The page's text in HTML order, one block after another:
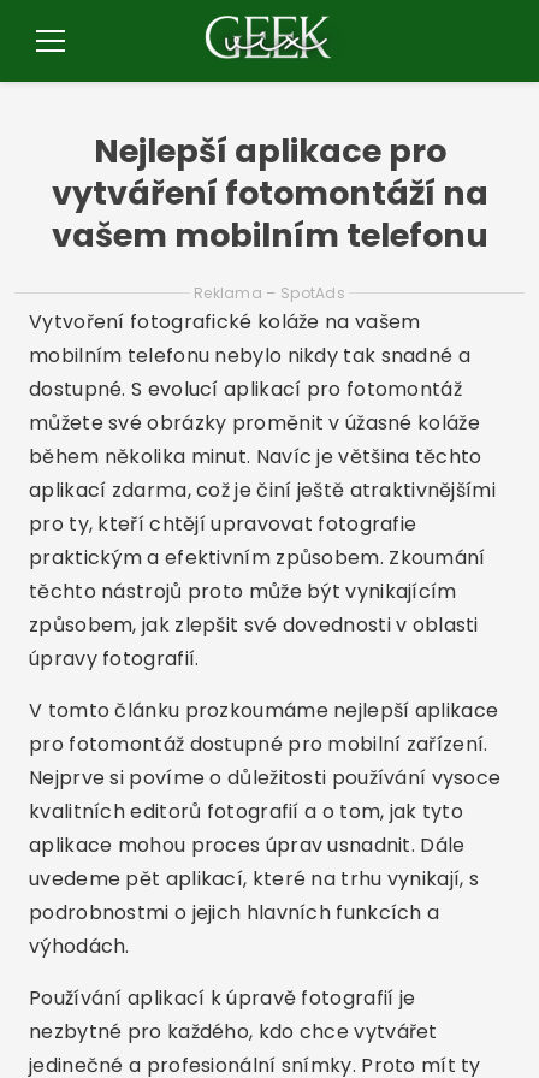
Menu
Nejlepší aplikace pro
vytváření fotomontáží na
vašem mobilním telefonu
Reklama – SpotAds
Vytvoření fotografické koláže na vašem
mobilním telefonu nebylo nikdy tak snadné a
dostupné. S evolucí aplikací pro fotomontáž
můžete své obrázky proměnit v úžasné koláže
během několika minut. Navíc je většina těchto
aplikací zdarma, což je činí ještě atraktivnějšími
pro ty, kteří chtějí upravovat fotografie
praktickým a efektivním způsobem. Zkoumání
těchto nástrojů proto může být vynikajícím
způsobem, jak zlepšit své dovednosti v oblasti
úpravy fotografií.
V tomto článku prozkoumáme nejlepší aplikace
pro fotomontáž dostupné pro mobilní zařízení.
Nejprve si povíme o důležitosti používání vysoce
kvalitních editorů fotografií a o tom, jak tyto
aplikace mohou proces úprav usnadnit. Dále
uvedeme pět aplikací, které na trhu vynikají, s
podrobnostmi o jejich hlavních funkcích a
výhodách.
Používání aplikací k úpravě fotografií je
nezbytné pro každého, kdo chce vytvářet
jedinečné a profesionální snímky. Proto mít ty